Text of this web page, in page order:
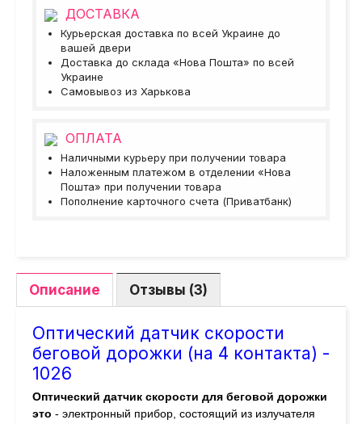
ДОСТАВКА
Курьерская доставка по всей Украине до
вашей двери
Доставка до склада «Нова Пошта» по всей
Украине
Самовывоз из Харькова
ОПЛАТА
Наличными курьеру при получении товара
Наложенным платежом в отделении «Нова
Пошта» при получении товара
Пополнение карточного счета (Приватбанк)
Описание Отзывы (3)
Оптический датчик скорости
беговой дорожки (на 4 контакта) -
1026
Оптический датчик скорости для беговой дорожки
это - электронный прибор, состоящий из излучателя